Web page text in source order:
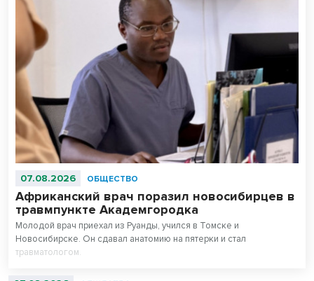
07.08.2026 ОБЩЕСТВО
Африканский врач поразил новосибирцев в
травмпункте Академгородка
Молодой врач приехал из Руанды, учился в Томске и
Новосибирске. Он сдавал анатомию на пятерки и стал
травматологом.